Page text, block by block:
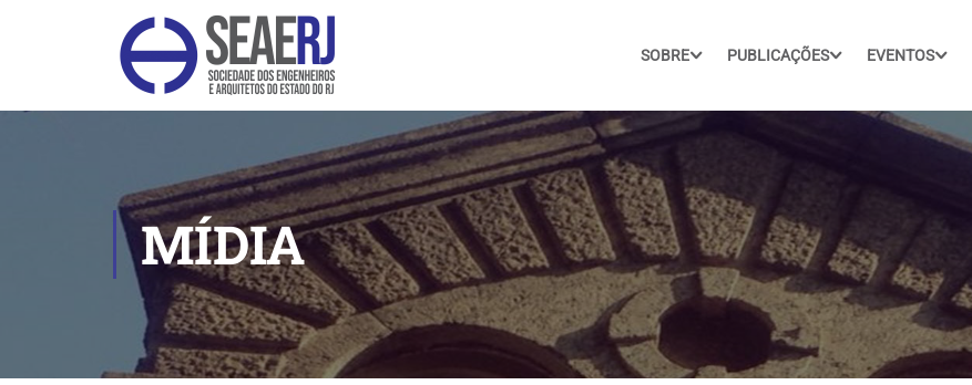
SOBRE PUBLICAÇÕES EVENTOS
MÍDIA